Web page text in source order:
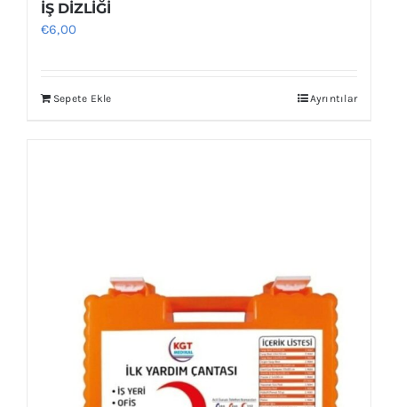
İŞ DİZLİĞİ
€6,00
Sepete Ekle Ayrıntılar